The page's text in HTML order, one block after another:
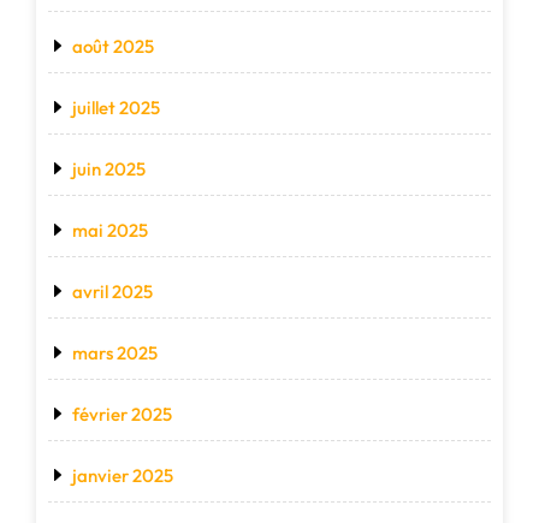
août 2025
juillet 2025
juin 2025
mai 2025
avril 2025
mars 2025
février 2025
janvier 2025